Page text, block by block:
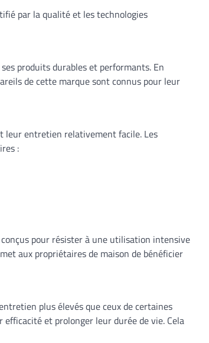
par la qualité et les technologies
produits durables et performants. En
de cette marque sont connus pour leur
leur entretien relativement facile. Les
:
pour résister à une utilisation intensive
aux propriétaires de maison de bénéficier
plus élevés que ceux de certaines
et prolonger leur durée de vie. Cela